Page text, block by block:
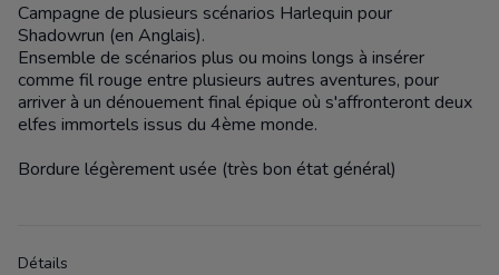
Description
Campagne de plusieurs scénarios Harlequin pour
Shadowrun (en Anglais).
Ensemble de scénarios plus ou moins longs à insérer
comme fil rouge entre plusieurs autres aventures, pour
arriver à un dénouement final épique où s'affronteront deux
elfes immortels issus du 4ème monde.
Bordure légèrement usée (très bon état général)
Détails